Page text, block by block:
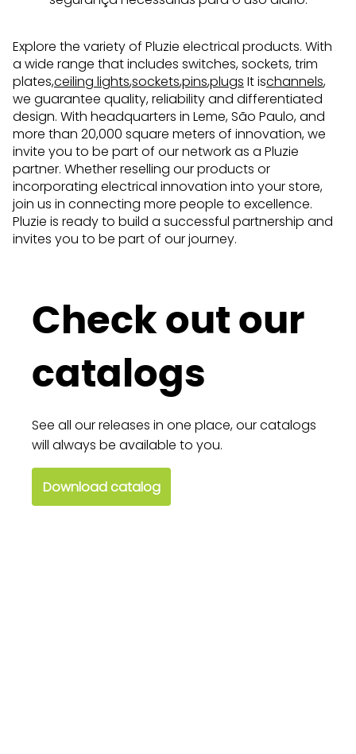
Explore the variety of Pluzie electrical products. With
a wide range that includes switches, sockets, trim
plates,ceiling lights,sockets,pins,plugs It ischannels,
we guarantee quality, reliability and differentiated
design. With headquarters in Leme, São Paulo, and
more than 20,000 square meters of innovation, we
invite you to be part of our network as a Pluzie
partner. Whether reselling our products or
incorporating electrical innovation into your store,
join us in connecting more people to excellence.
Pluzie is ready to build a successful partnership and
invites you to be part of our journey.
Check out our
catalogs
See all our releases in one place, our catalogs
will always be available to you.
Download catalog